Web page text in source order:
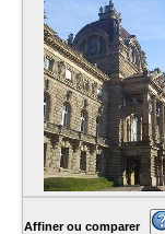
Affiner ou comparer